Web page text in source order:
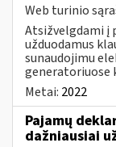
Web turinio
Atsižvelgdami į
užduodamus
sunaudojimu
generatoriuose
Metai: 2022
Pajamų
dažniausiai